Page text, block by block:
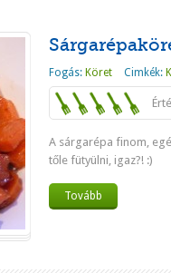
Fogás: Köret Cimkék:
A sárgarépa finom,
tőle fütyülni, igaz?! :)
Tovább